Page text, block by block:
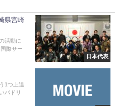
県宮崎
活動に
際サー
日本代表
1つ上達
パドリ